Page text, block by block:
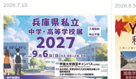
2026.7.10 2026.8.5